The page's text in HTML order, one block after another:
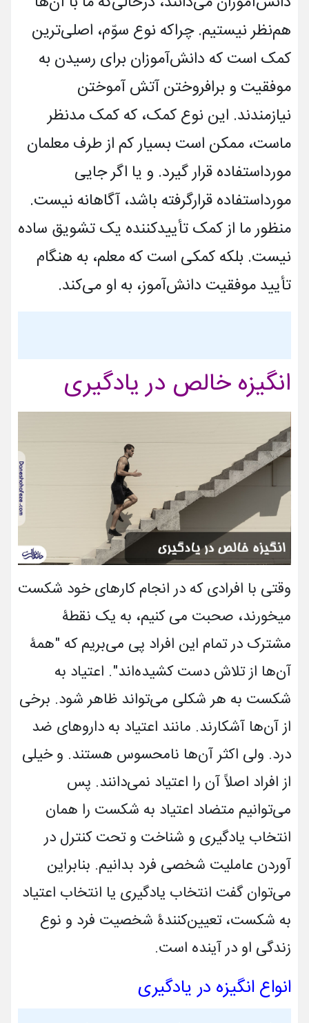
هم‌نظر نیستیم. چراکه نوع سوّم، اصلی‌ترین
کمک است که دانش‌آموزان برای رسیدن به
موفقیت و برافروختن آتش آموختن
نیازمندند. این نوع کمک، که کمک مدنظر
ماست، ممکن است بسیار کم از طرف معلمان
مورداستفاده قرار گیرد. و یا اگر جایی
مورداستفاده قرارگرفته باشد، آگاهانه نیست.
منظور ما از کمک تأییدکننده یک تشویق ساده
نیست. بلکه کمکی است که معلم، به هنگام
تأیید موفقیت دانش‌آموز، به او می‌کند.
انگیزه خالص در یادگیری
وقتی با افرادی که در انجام کارهای خود شکست
می­خورند، صحبت می­ کنیم، به یک نقطۀ
مشترک در تمام این افراد پی می‌بریم که "همۀ
آن‌ها از تلاش دست کشیده‌اند". اعتیاد به
شکست به هر شکلی می‌تواند ظاهر شود. برخی
از آن‌ها آشکارند. مانند اعتیاد به داروهای ضد
درد. ولی اکثر آن‌ها نامحسوس هستند. و خیلی
از افراد اصلاً آن را اعتیاد نمی‌دانند. پس
می‌توانیم متضاد اعتیاد به شکست را همان
انتخاب یادگیری و شناخت و تحت کنترل در
آوردن عاملیت شخصی فرد بدانیم. بنابراین
می‌توان گفت انتخاب یادگیری یا انتخاب اعتیاد
به شکست، تعیین‌کنندۀ شخصیت فرد و نوع
زندگی او در آینده است.
انواع انگیزه در یادگیری